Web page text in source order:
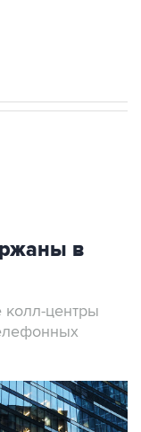
в
центры